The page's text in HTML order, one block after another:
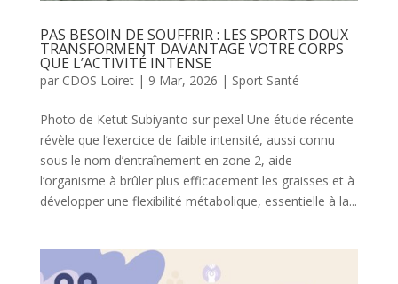
PAS BESOIN DE SOUFFRIR : LES SPORTS DOUX
TRANSFORMENT DAVANTAGE VOTRE CORPS
QUE L’ACTIVITÉ INTENSE
par CDOS Loiret| 9 Mar, 2026 | Sport Santé
Photo de Ketut Subiyanto sur pexel Une étude récente
révèle que l’exercice de faible intensité, aussi connu
sous le nom d’entraînement en zone 2, aide
l’organisme à brûler plus efficacement les graisses et à
développer une flexibilité métabolique, essentielle à la...